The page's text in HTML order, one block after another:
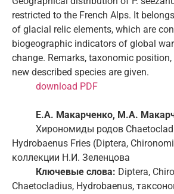
restricted to the French Alps. It
of glacial relic elements, which are
biogeographic indicators of global
change. Remarks, taxonomic
new described species are given.
download PDF
Е.А. Макарченко, М.А.
Хирономиды родов
Hydrobaenus Fries (Diptera,
коллекции Н.И. Зеленцова
Ключевые слова: Diptera,
Chaetocladius, Hydrobaenus,